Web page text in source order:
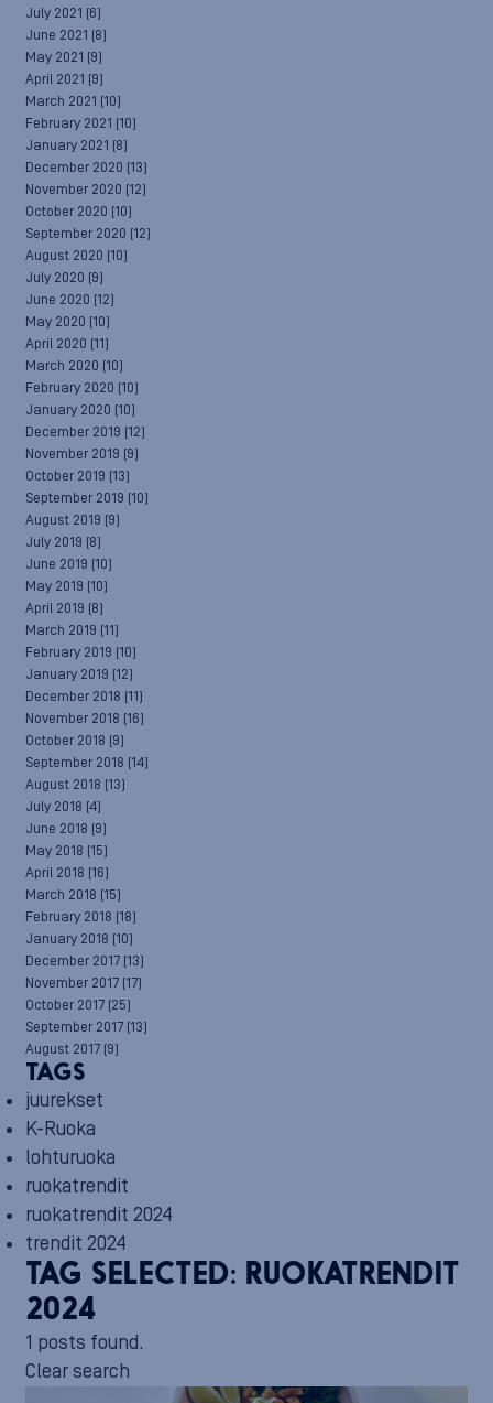
July 2021 (6)
June 2021 (8)
May 2021 (9)
April 2021 (9)
March 2021 (10)
February 2021 (10)
January 2021 (8)
December 2020 (13)
November 2020 (12)
October 2020 (10)
September 2020 (12)
August 2020 (10)
July 2020 (9)
June 2020 (12)
May 2020 (10)
April 2020 (11)
March 2020 (10)
February 2020 (10)
January 2020 (10)
December 2019 (12)
November 2019 (9)
October 2019 (13)
September 2019 (10)
August 2019 (9)
July 2019 (8)
June 2019 (10)
May 2019 (10)
April 2019 (8)
March 2019 (11)
February 2019 (10)
January 2019 (12)
December 2018 (11)
November 2018 (16)
October 2018 (9)
September 2018 (14)
August 2018 (13)
July 2018 (4)
June 2018 (9)
May 2018 (15)
April 2018 (16)
March 2018 (15)
February 2018 (18)
January 2018 (10)
December 2017 (13)
November 2017 (17)
October 2017 (25)
September 2017 (13)
August 2017 (9)
TAGS
juurekset
K-Ruoka
lohturuoka
ruokatrendit
ruokatrendit 2024
trendit 2024
TAG SELECTED: RUOKATRENDIT
2024
1 posts found.
Clear search